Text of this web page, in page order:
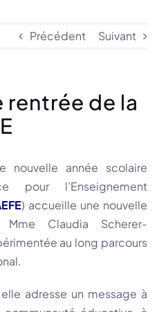
Précédent Suivant
rentrée de la
nouvelle année scolaire
pour l’Enseignement
) accueille une nouvelle
Mme Claudia Scherer-
au long parcours
adresse un message à